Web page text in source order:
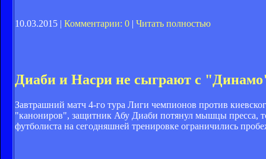
10.03.2015 | Комментарии: 0 | Читать полностью
Диаби и Насри не сыграют с
Завтрашний матч 4-го тура Лиги чемпионов против
"канониров", защитник Абу Диаби потянул мышцы пресса,
футболиста на сегодняшней тренировке ограничились